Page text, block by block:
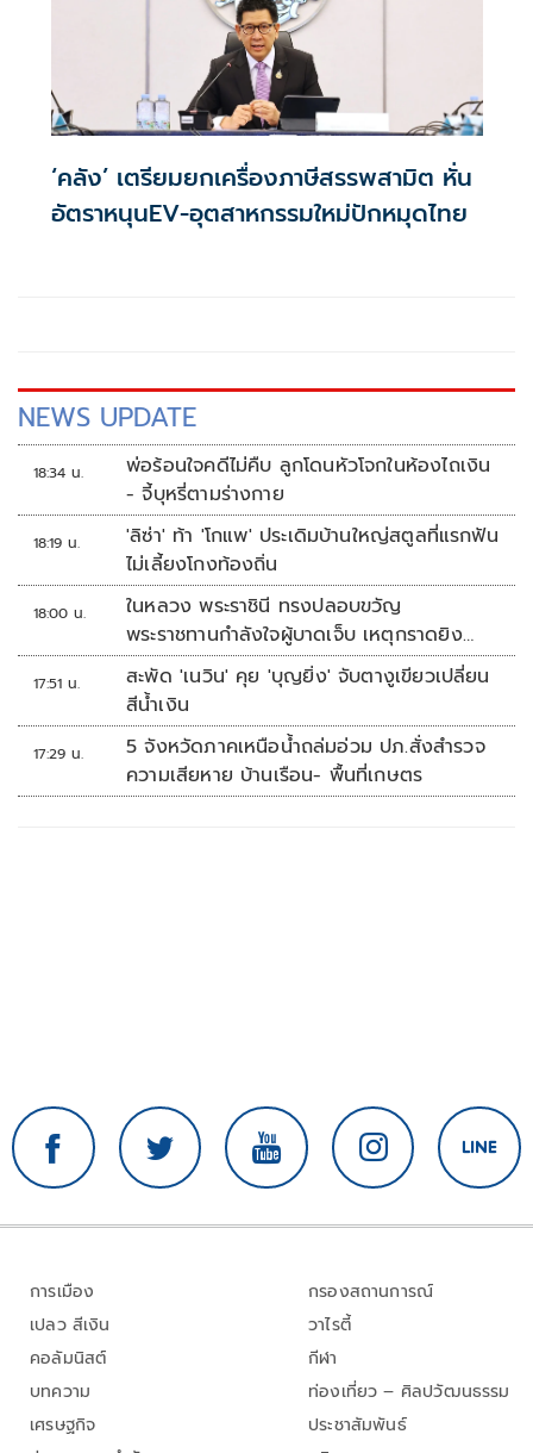
‘คลัง’ เตรียมยกเครื่องภาษีสรรพสามิต หั่น
อัตราหนุนEV-อุตสาหกรรมใหม่ปักหมุดไทย
NEWS UPDATE
18:34 น.
พ่อร้อนใจคดีไม่คืบ ลูกโดนหัวโจกในห้องไถเงิน
- จี้บุหรี่ตามร่างกาย
18:19 น.
'ลิซ่า' ท้า 'โกแพ' ประเดิมบ้านใหญ่สตูลที่แรกฟัน
ไม่เลี้ยงโกงท้องถิ่น
18:00 น.
ในหลวง พระราชินี ทรงปลอบขวัญ
พระราชทานกำลังใจผู้บาดเจ็บ เหตุกราดยิง
รร.เทพศิรินทร์นนทบุรี
17:51 น.
สะพัด 'เนวิน' คุย 'บุญยิ่ง' จับตางูเขียวเปลี่ยน
สีน้ำเงิน
17:29 น.
5 จังหวัดภาคเหนือน้ำถล่มอ่วม ปภ.สั่งสำรวจ
ความเสียหาย บ้านเรือน- พื้นที่เกษตร
การเมือง
เปลว สีเงิน
คอลัมนิสต์
บทความ
เศรษฐกิจ
กรองสถานการณ์
วาไรตี้
กีฬา
ท่องเที่ยว – ศิลปวัฒนธรรม
ประชาสัมพันธ์